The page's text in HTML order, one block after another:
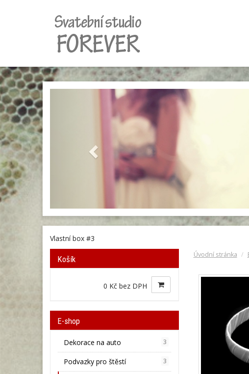
Previous
Vlastní box #3
Úvodní stránka
Košík
0 Kč bez DPH
E-shop
Dekorace na auto 3
Podvazky pro štěstí 3